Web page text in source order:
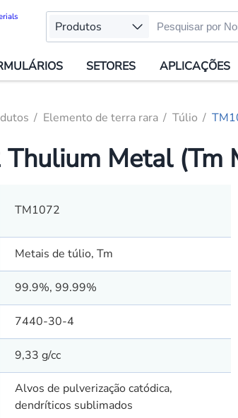
Produtos
SETORES APLICAÇÕES
Elemento de terra rara Túlio
Metal (Tm
TM1072
Metais de túlio, Tm
99.9%, 99.99%
7440-30-4
9,33 g/cc
Alvos de pulverização catódica,
dendríticos sublimados